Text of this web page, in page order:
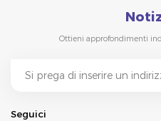
Ottieni approfondimenti
Seguici